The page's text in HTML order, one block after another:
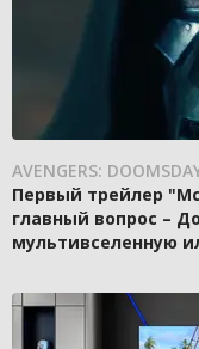
AVENGERS:
Первый трейлер
главный вопрос –
мультивселенную